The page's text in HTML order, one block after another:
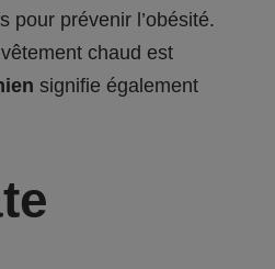
pour prévenir l’obésité.
chaud est
signifie également